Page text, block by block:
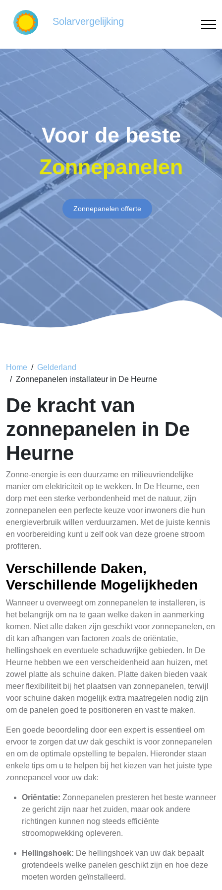
Solarvergelijking
Voor de beste
Zonnepanelen
Zonnepanelen offerte
Home
Gelderland
Zonnepanelen installateur in De Heurne
De kracht van
zonnepanelen in De
Heurne
Zonne-energie is een duurzame en milieuvriendelijke
manier om elektriciteit op te wekken. In De Heurne, een
dorp met een sterke verbondenheid met de natuur, zijn
zonnepanelen een perfecte keuze voor inwoners die hun
energieverbruik willen verduurzamen. Met de juiste kennis
en voorbereiding kunt u zelf ook van deze groene stroom
profiteren.
Verschillende Daken,
Verschillende Mogelijkheden
Wanneer u overweegt om zonnepanelen te installeren, is
het belangrijk om na te gaan welke daken in aanmerking
komen. Niet alle daken zijn geschikt voor zonnepanelen, en
dit kan afhangen van factoren zoals de oriëntatie,
hellingshoek en eventuele schaduwrijke gebieden. In De
Heurne hebben we een verscheidenheid aan huizen, met
zowel platte als schuine daken. Platte daken bieden vaak
meer flexibiliteit bij het plaatsen van zonnepanelen, terwijl
voor schuine daken mogelijk extra maatregelen nodig zijn
om de panelen goed te positioneren en vast te maken.
Een goede beoordeling door een expert is essentieel om
ervoor te zorgen dat uw dak geschikt is voor zonnepanelen
en om de optimale opstelling te bepalen. Hieronder staan
enkele tips om u te helpen bij het kiezen van het juiste type
zonnepaneel voor uw dak:
Oriëntatie: Zonnepanelen presteren het beste wanneer
ze gericht zijn naar het zuiden, maar ook andere
richtingen kunnen nog steeds efficiënte
stroomopwekking opleveren.
Hellingshoek: De hellingshoek van uw dak bepaalt
grotendeels welke panelen geschikt zijn en hoe deze
moeten worden geïnstalleerd.